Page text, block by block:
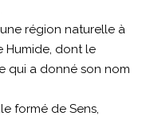
région naturelle à
Humide, dont le
qui a donné son nom
formé de Sens,